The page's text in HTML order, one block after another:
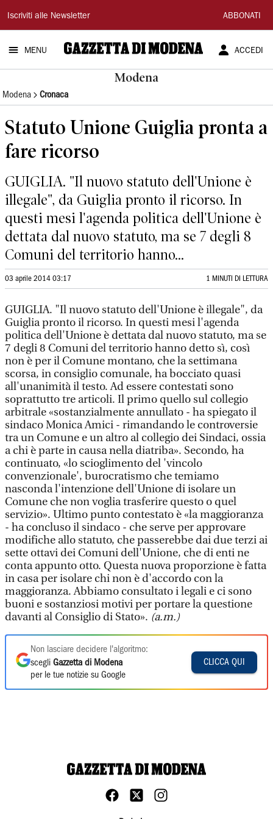
Gazzetta
di
Modena
Iscriviti alle Newsletter ABBONATI
MENU ACCEDI
Modena
Modena Cronaca
Statuto Unione Guiglia pronta a
fare ricorso
GUIGLIA. "Il nuovo statuto dell'Unione è
illegale", da Guiglia pronto il ricorso. In
questi mesi l'agenda politica dell'Unione è
dettata dal nuovo statuto, ma se 7 degli 8
Comuni del territorio hanno...
03 aprile 2014 03:17 1 MINUTI DI LETTURA
GUIGLIA. "Il nuovo statuto dell'Unione è illegale", da
Guiglia pronto il ricorso. In questi mesi l'agenda
politica dell'Unione è dettata dal nuovo statuto, ma se
7 degli 8 Comuni del territorio hanno detto sì, così
non è per il Comune montano, che la settimana
scorsa, in consiglio comunale, ha bocciato quasi
all'unanimità il testo. Ad essere contestati sono
soprattutto tre articoli. Il primo quello sul collegio
arbitrale «sostanzialmente annullato - ha spiegato il
sindaco Monica Amici - rimandando le controversie
tra un Comune e un altro al collegio dei Sindaci, ossia
a chi è parte in causa nella diatriba». Secondo, ha
continuato, «lo scioglimento del 'vincolo
convenzionale', burocratismo che temiamo
nasconda l'intenzione dell'Unione di isolare un
Comune che non voglia trasferire questo o quel
servizio». Ultimo punto contestato è «la maggioranza
- ha concluso il sindaco - che serve per approvare
modifiche allo statuto, che passerebbe dai due terzi ai
sette ottavi dei Comuni dell'Unione, che di enti ne
conta appunto otto. Questa nuova proporzione è fatta
in casa per isolare chi non è d'accordo con la
maggioranza. Abbiamo consultato i legali e ci sono
buoni e sostanziosi motivi per portare la questione
davanti al Consiglio di Stato». (a.m.)
Non lasciare decidere l'algoritmo:
scegli Gazzetta di Modena
per le tue notizie su Google
CLICCA QUI